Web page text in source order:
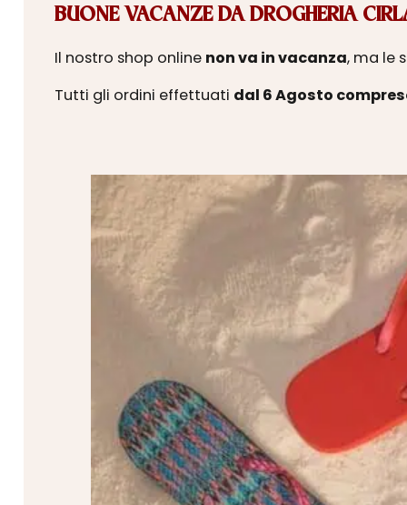
BUONE VACANZE DA DROGHERIA
Il nostro shop online non va in vacanza, ma le
Tutti gli ordini effettuati dal 6 Agosto